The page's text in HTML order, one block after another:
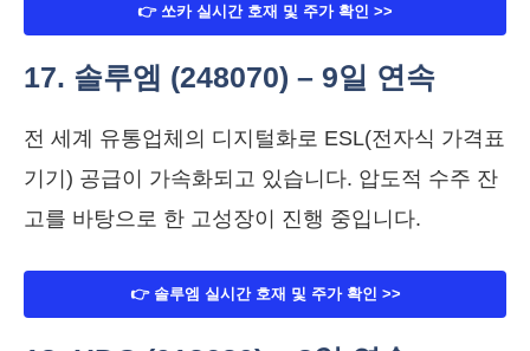
👉 쏘카 실시간 호재 및 주가 확인 >>
17. 솔루엠 (248070) – 9일 연속
전 세계 유통업체의 디지털화로 ESL(전자식 가격표
기기) 공급이 가속화되고 있습니다. 압도적 수주 잔
고를 바탕으로 한 고성장이 진행 중입니다.
👉 솔루엠 실시간 호재 및 주가 확인 >>